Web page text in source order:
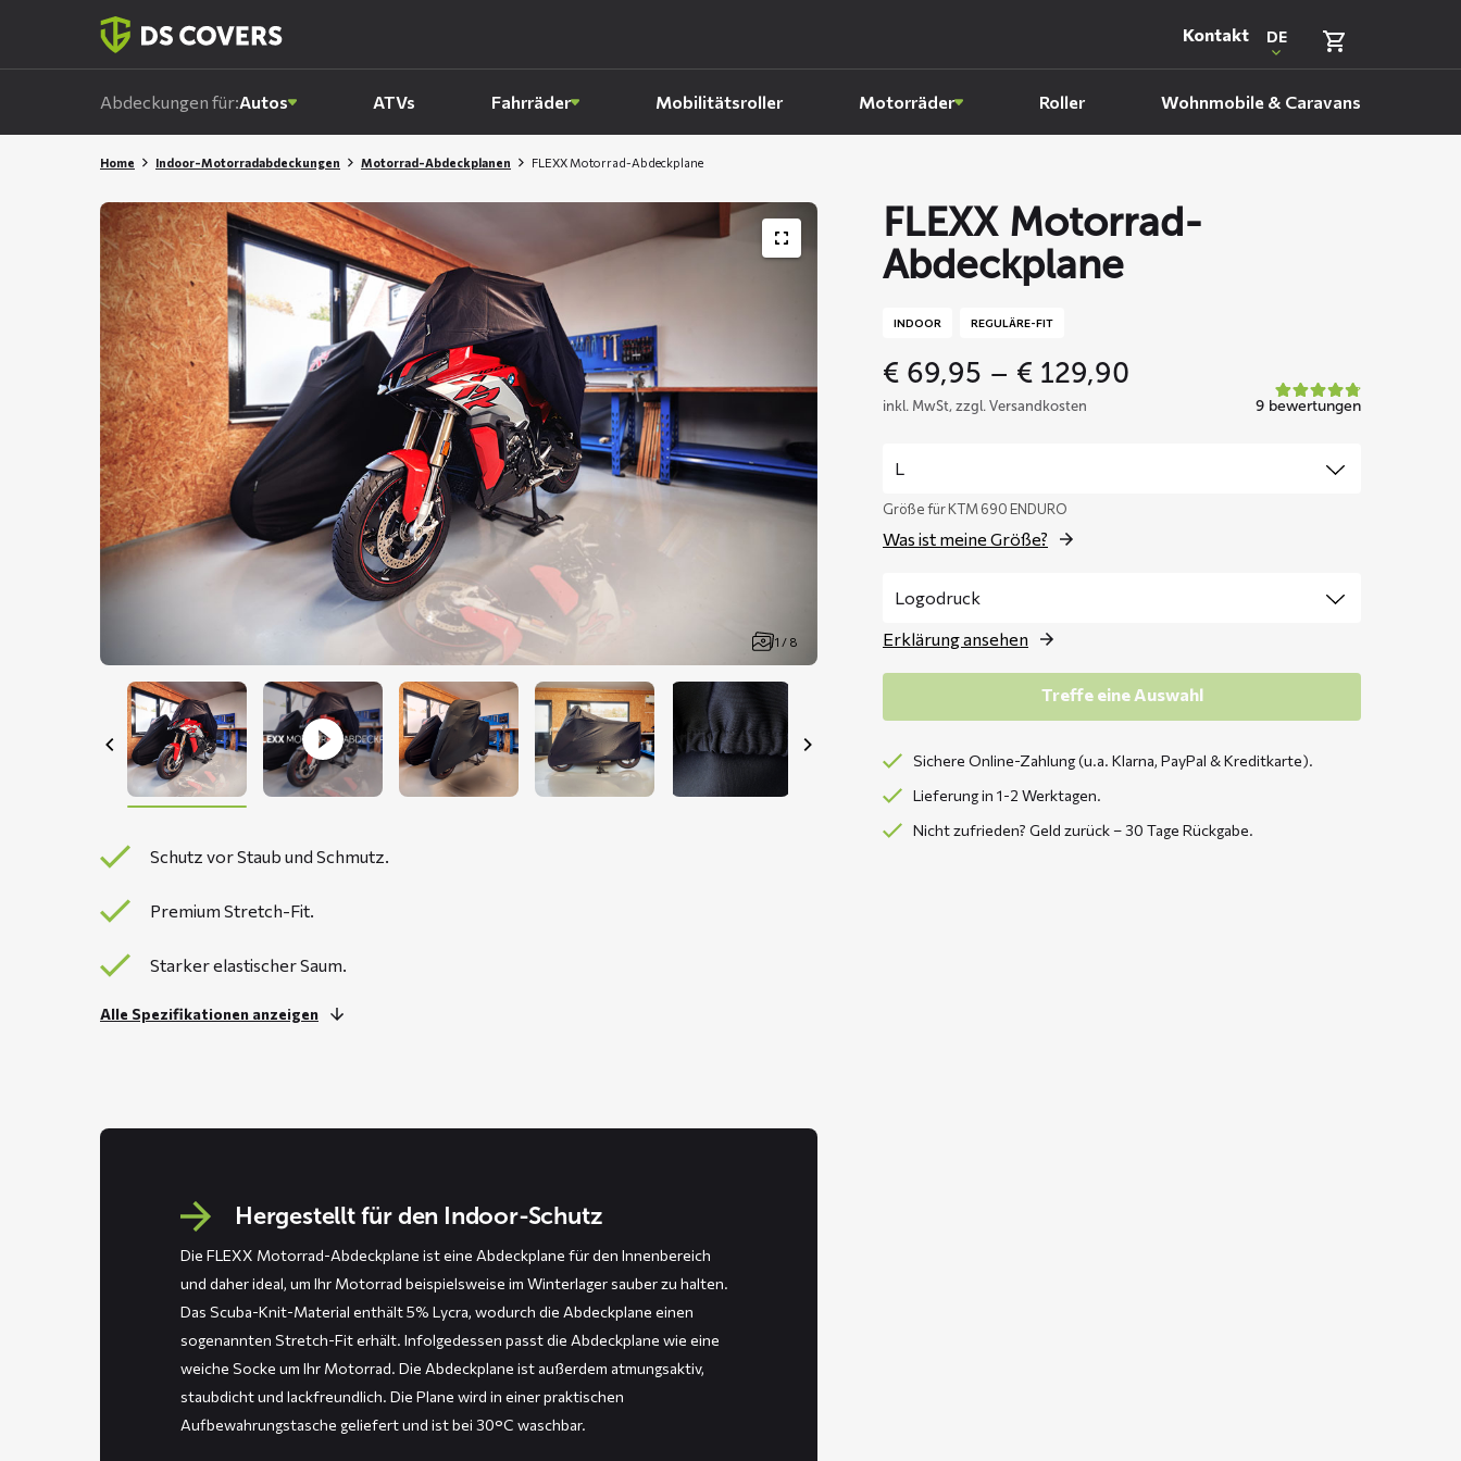
Kontakt
DE
Abdeckungen für:Autos ATVs Fahrräder Mobilitätsroller Motorräder Roller Wohnmobile & Caravans
Home Indoor-Motorradabdeckungen Motorrad-Abdeckplanen FLEXX Motorrad-Abdeckplane
1 / 8
Schutz vor Staub und Schmutz.
Premium Stretch-Fit.
Starker elastischer Saum.
Alle Spezifikationen anzeigen
FLEXX Motorrad-
Abdeckplane
INDOOR REGULÄRE-FIT
€ 69,95 – € 129,90
inkl. MwSt, zzgl. Versandkosten 9 bewertungen
Größe für KTM 690 ENDURO
Was ist meine Größe?
Erklärung ansehen
Treffe eine Auswahl
Sichere Online-Zahlung (u.a. Klarna, PayPal & Kreditkarte).
Lieferung in 1-2 Werktagen.
Nicht zufrieden? Geld zurück – 30 Tage Rückgabe.
Hergestellt für den Indoor-Schutz
Die FLEXX Motorrad-Abdeckplane ist eine Abdeckplane für den Innenbereich
und daher ideal, um Ihr Motorrad beispielsweise im Winterlager sauber zu halten.
Das Scuba-Knit-Material enthält 5% Lycra, wodurch die Abdeckplane einen
sogenannten Stretch-Fit erhält. Infolgedessen passt die Abdeckplane wie eine
weiche Socke um Ihr Motorrad. Die Abdeckplane ist außerdem atmungsaktiv,
staubdicht und lackfreundlich. Die Plane wird in einer praktischen
Aufbewahrungstasche geliefert und ist bei 30°C waschbar.